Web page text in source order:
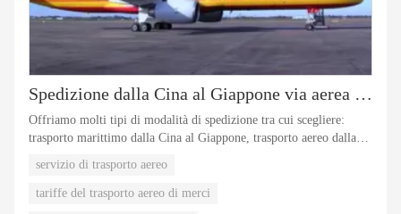
Spedizione dalla Cina al Giappone via aerea marittima
Offriamo molti tipi di modalità di spedizione tra cui scegliere:
trasporto marittimo dalla Cina al Giappone, trasporto aereo dalla
DHL dalla Cina al Giappone
servizio di trasporto aereo
tariffe del trasporto aereo di merci